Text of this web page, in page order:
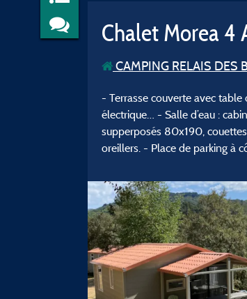
Chalet Morea 4
CAMPING RELAIS DES
- Terrasse couverte avec
électrique… - Salle d’eau :
supperposés 80x190,
oreillers. - Place de parking à